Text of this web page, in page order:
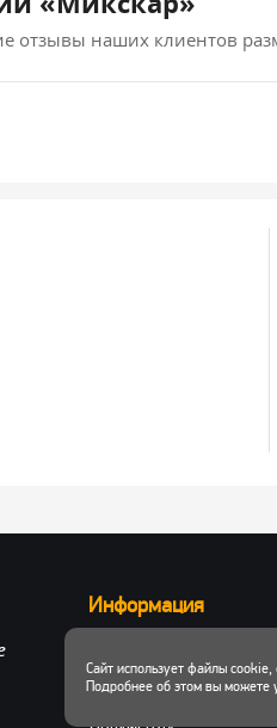
отзывы наших клиентов
Информация
Доставка и оплата
Личный кабинет
Сайт использует файлы
Подробнее об этом вы можете